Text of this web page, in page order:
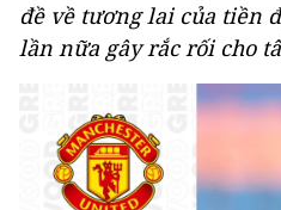
đề về tương lai của tiền
lần nữa gây rắc rối cho